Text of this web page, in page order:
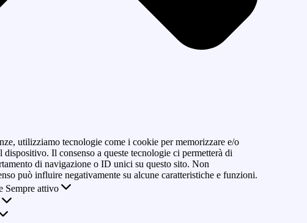
utilizziamo tecnologie come i cookie per memorizzare e/o
Il consenso a queste tecnologie ci permetterà di
di navigazione o ID unici su questo sito. Non
può influire negativamente su alcune caratteristiche e funzioni.
Sempre attivo